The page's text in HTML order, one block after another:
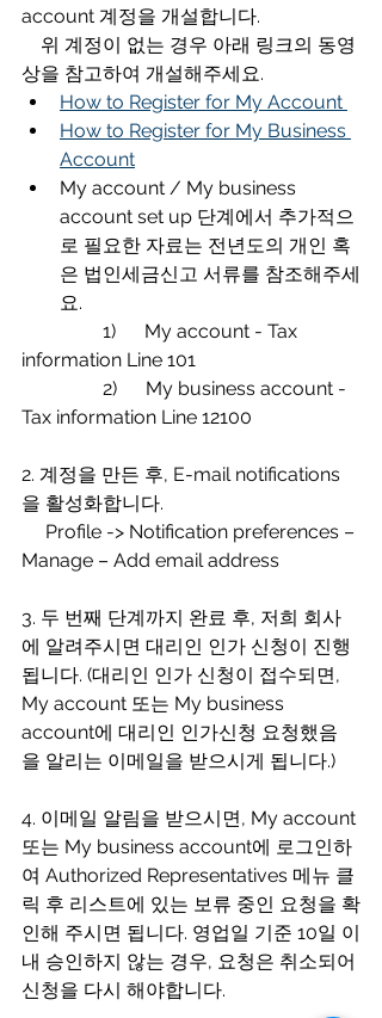
account 계정을 개설합니다.
상을 참고하여 개설해주세요.
How to Register for My Account
How to Register for My Business
Account
My account / My business
account set up 단계에서 추가적으
로 필요한 자료는 전년도의 개인 혹
은 법인세금신고 서류를 참조해주세
요.
information Line 101
Tax information Line 12100
2. 계정을 만든 후, E-mail notifications
을 활성화합니다.
Manage – Add email address
3. 두 번째 단계까지 완료 후, 저희 회사
에 알려주시면 대리인 인가 신청이 진행
됩니다. (대리인 인가 신청이 접수되면,
My account 또는 My business
account에 대리인 인가신청 요청했음
을 알리는 이메일을 받으시게 됩니다.)
4. 이메일 알림을 받으시면, My account
또는 My business account에 로그인하
여 Authorized Representatives 메뉴 클
릭 후 리스트에 있는 보류 중인 요청을 확
인해 주시면 됩니다. 영업일 기준 10일 이
내 승인하지 않는 경우, 요청은 취소되어
신청을 다시 해야합니다.